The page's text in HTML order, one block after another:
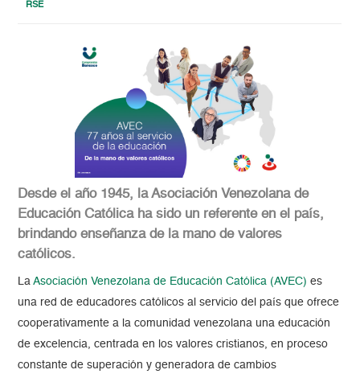
RSE
Desde el año 1945, la Asociación Venezolana de
Educación Católica ha sido un referente en el país,
brindando enseñanza de la mano de valores
católicos.
LaAsociación Venezolana de Educación Católica (AVEC) es
una red de educadores católicos al servicio del país que ofrece
cooperativamente a la comunidad venezolana una educación
de excelencia, centrada en los valores cristianos, en proceso
constante de superación y generadora de cambios